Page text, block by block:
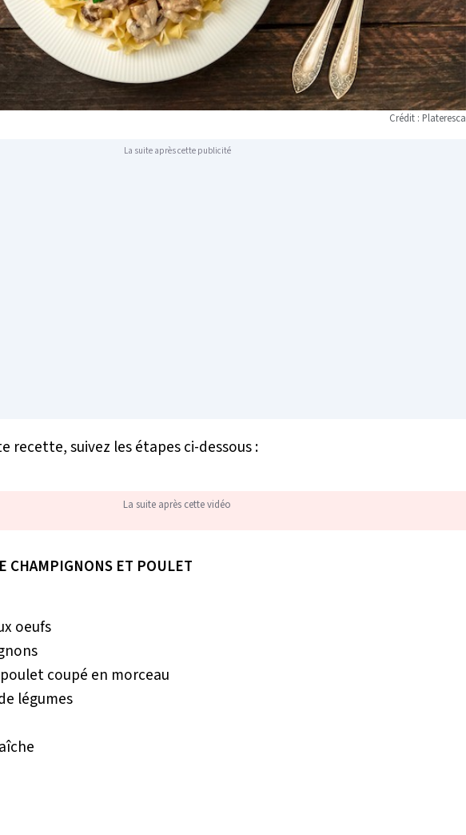
Crédit : Plateresca
La suite après cette publicité
recette, suivez les étapes ci-dessous :
La suite après cette vidéo
CHAMPIGNONS ET POULET
oeufs
coupé en morceau
légumes